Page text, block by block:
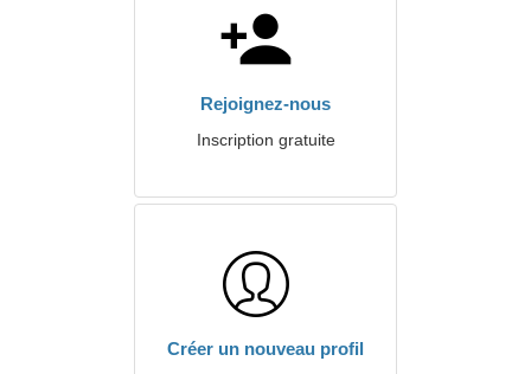
Rejoignez-nous
Inscription gratuite
Créer un nouveau profil